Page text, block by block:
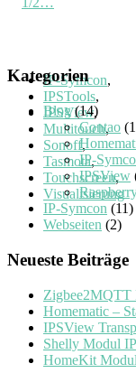
IP-Symcon,
IPSTools,
IPSView,
Multitouch,
Sonoff,
Tasmota,
Touchscreen,
Visualisierung
Kategorien
Blog(14)
Contao
IP-
IPSView
IP-Symcon (11)
Webseiten (2)
Neueste Beiträge
Zigbee2MQTT
Homematic –
IPSView
Shelly Modul
HomeKit